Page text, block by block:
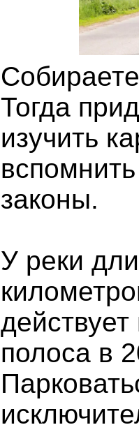
Тогда
изучить
законы.
У реки
полоса в